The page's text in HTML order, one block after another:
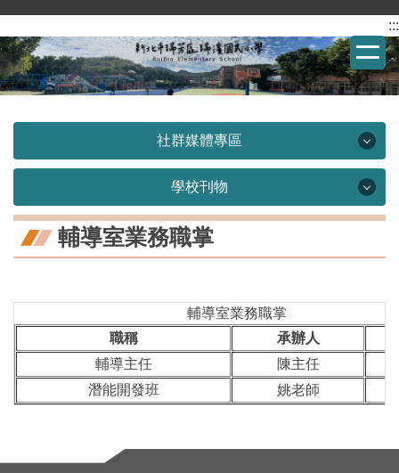
到
主
要
區
:::
社群媒體專區
社群媒體專區
瑞濱國小Facebook
學校刊物
學校刊物
瑞濱美術館
瑞濱攝影展
輔導室業務職掌
輔導室業務職掌
職稱
承辦人
輔導主任
陳主任
潛能開發班
姚老師